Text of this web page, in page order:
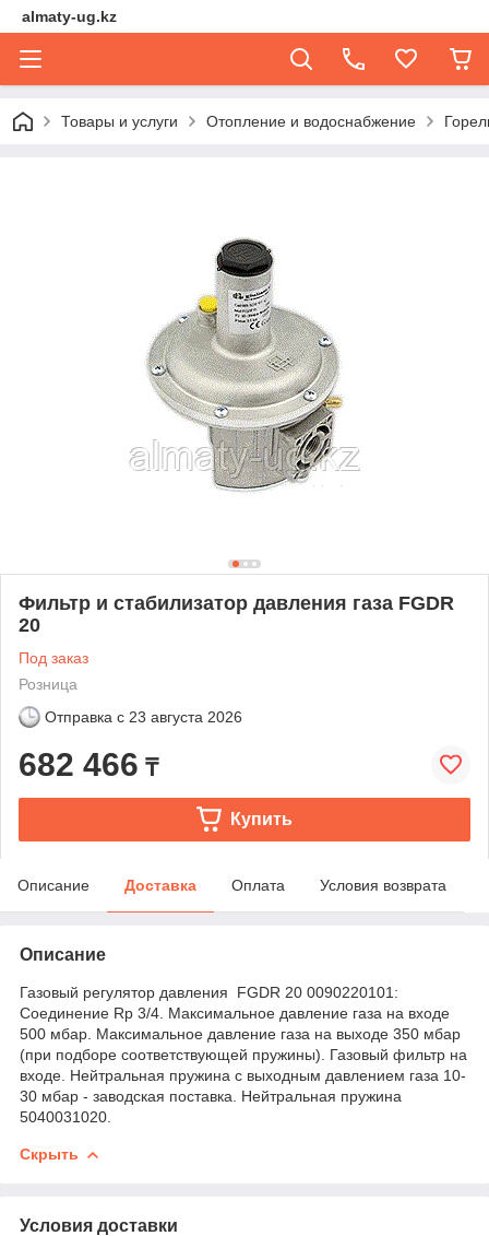
almaty-ug.kz
Товары и услуги Отопление и водоснабжение
Фильтр и стабилизатор давления газа FGDR
20
Под заказ
Розница
Отправка с 23 августа 2026
682 466 ₸
Купить
Описание Доставка Оплата Условия возврата
Описание
Газовый регулятор давления FGDR 20 0090220101:
Соединение Rp 3/4. Максимальное давление газа на входе
500 мбар. Максимальное давление газа на выходе 350 мбар
(при подборе соответствующей пружины). Газовый фильтр на
входе. Нейтральная пружина с выходным давлением газа 10-
30 мбар - заводская поставка. Нейтральная пружина
5040031020.
Скрыть
Условия доставки